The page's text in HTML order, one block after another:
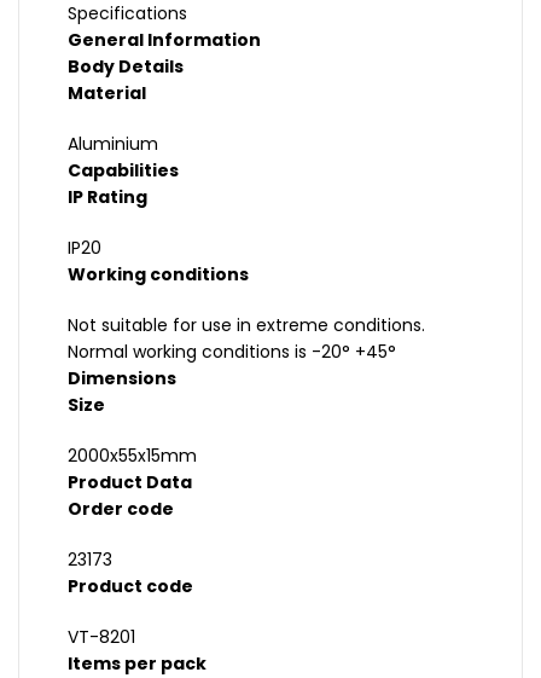
Specifications
General Information
Body Details
Material
Aluminium
Capabilities
IP Rating
IP20
Working conditions
Not suitable for use in extreme conditions.
Normal working conditions is -20° +45°
Dimensions
Size
2000x55x15mm
Product Data
Order code
23173
Product code
VT-8201
Items per pack